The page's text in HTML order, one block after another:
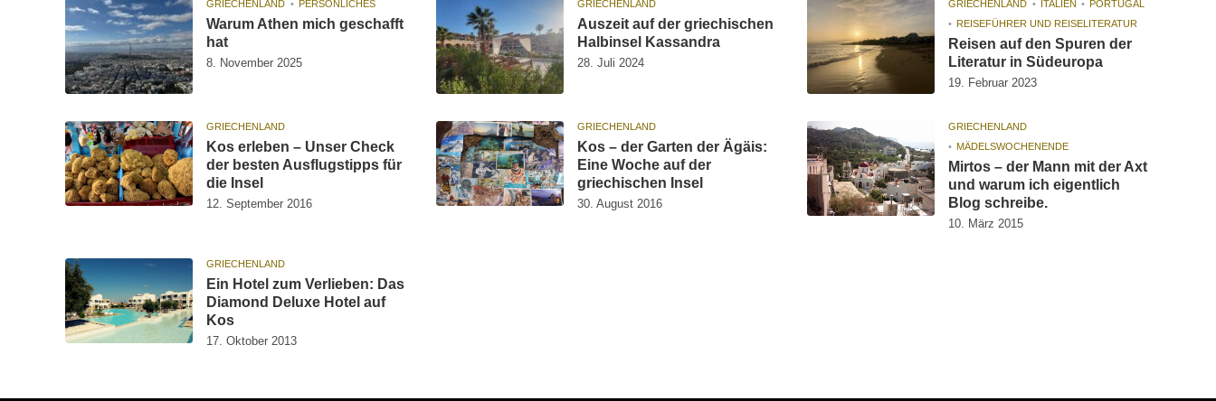
GRIECHENLAND PERSÖNLICHES
Warum Athen mich geschafft
hat
8. November 2025
GRIECHENLAND
Auszeit auf der griechischen
Halbinsel Kassandra
28. Juli 2024
GRIECHENLAND ITALIEN
PORTUGAL
REISEFÜHRER UND REISELITERATUR
Reisen auf den Spuren der
Literatur in Südeuropa
19. Februar 2023
GRIECHENLAND
Kos erleben – Unser Check
der besten Ausflugstipps für
die Insel
12. September 2016
GRIECHENLAND
Kos – der Garten der Ägäis:
Eine Woche auf der
griechischen Insel
30. August 2016
GRIECHENLAND
MÄDELSWOCHENENDE
Mirtos – der Mann mit der Axt
und warum ich eigentlich
Blog schreibe.
10. März 2015
GRIECHENLAND
Ein Hotel zum Verlieben: Das
Diamond Deluxe Hotel auf
Kos
17. Oktober 2013